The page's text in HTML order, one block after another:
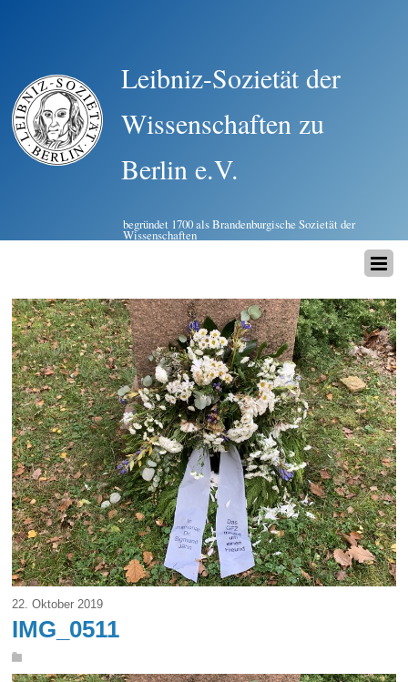
Leibniz-Sozietät der
Wissenschaften zu
Berlin e.V.
begründet 1700 als Brandenburgische Sozietät der
Wissenschaften
22. Oktober 2019
IMG_0511